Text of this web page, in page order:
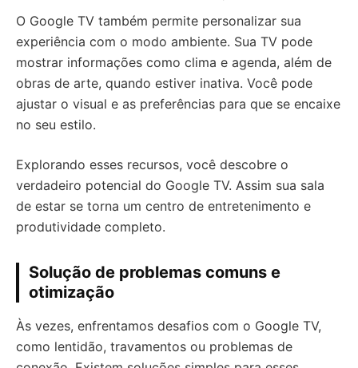
O Google TV também permite personalizar sua
experiência com o modo ambiente. Sua TV pode
mostrar informações como clima e agenda, além de
obras de arte, quando estiver inativa. Você pode
ajustar o visual e as preferências para que se encaixe
no seu estilo.
Explorando esses recursos, você descobre o
verdadeiro potencial do Google TV. Assim sua sala
de estar se torna um centro de entretenimento e
produtividade completo.
Solução de problemas comuns e
otimização
Às vezes, enfrentamos desafios com o Google TV,
como lentidão, travamentos ou problemas de